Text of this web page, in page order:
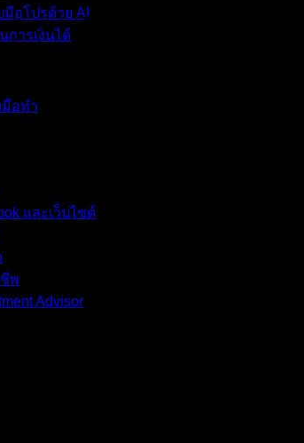
อโปรด้วย AI
การเงินได้
มือทำ
และเว็บไซต์
พ
Advisor
ไปเดือนละเป็นแสน ยอดขายก็พอมี แต่พ
ย “ความรู้สึก” มากกว่า “ข้อมูล” ผมขอเตือนด้